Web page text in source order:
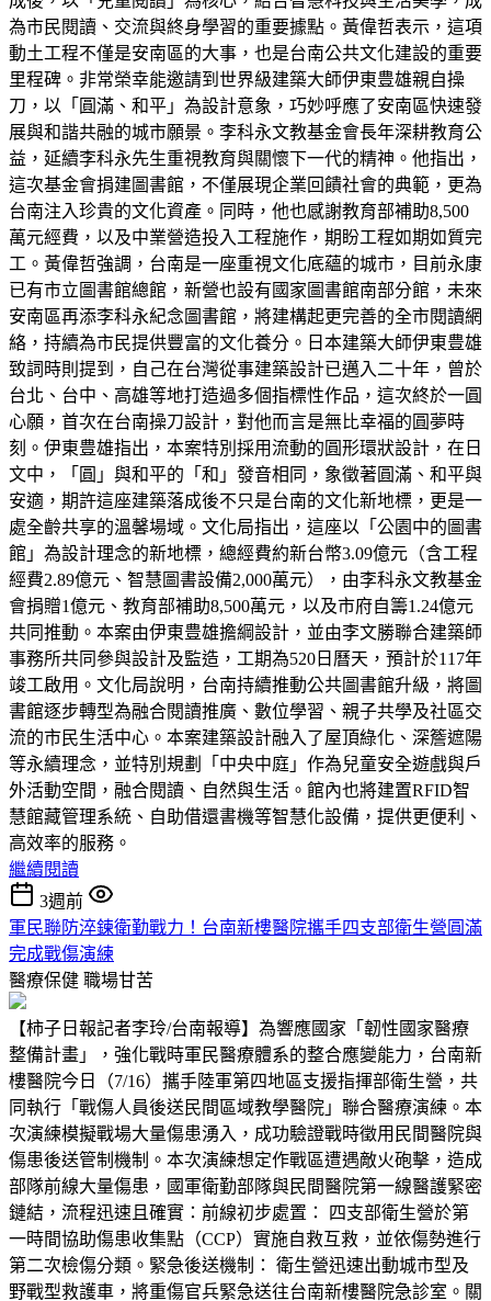
為市民閱讀、交流與終身學習的重要據點。黃偉哲表示，這項
動土工程不僅是安南區的大事，也是台南公共文化建設的重要
里程碑。非常榮幸能邀請到世界級建築大師伊東豊雄親自操
刀，以「圓滿、和平」為設計意象，巧妙呼應了安南區快速發
展與和諧共融的城市願景。李科永文教基金會長年深耕教育公
益，延續李科永先生重視教育與關懷下一代的精神。他指出，
這次基金會捐建圖書館，不僅展現企業回饋社會的典範，更為
台南注入珍貴的文化資產。同時，他也感謝教育部補助8,500
萬元經費，以及中業營造投入工程施作，期盼工程如期如質完
工。黃偉哲強調，台南是一座重視文化底蘊的城市，目前永康
已有市立圖書館總館，新營也設有國家圖書館南部分館，未來
安南區再添李科永紀念圖書館，將建構起更完善的全市閱讀網
絡，持續為市民提供豐富的文化養分。日本建築大師伊東豊雄
致詞時則提到，自己在台灣從事建築設計已邁入二十年，曾於
台北、台中、高雄等地打造過多個指標性作品，這次終於一圓
心願，首次在台南操刀設計，對他而言是無比幸福的圓夢時
刻。伊東豊雄指出，本案特別採用流動的圓形環狀設計，在日
文中，「圓」與和平的「和」發音相同，象徵著圓滿、和平與
安適，期許這座建築落成後不只是台南的文化新地標，更是一
處全齡共享的溫馨場域。文化局指出，這座以「公園中的圖書
館」為設計理念的新地標，總經費約新台幣3.09億元（含工程
經費2.89億元、智慧圖書設備2,000萬元），由李科永文教基金
會捐贈1億元、教育部補助8,500萬元，以及市府自籌1.24億元
共同推動。本案由伊東豊雄擔綱設計，並由李文勝聯合建築師
事務所共同參與設計及監造，工期為520日曆天，預計於117年
竣工啟用。文化局說明，台南持續推動公共圖書館升級，將圖
書館逐步轉型為融合閱讀推廣、數位學習、親子共學及社區交
流的市民生活中心。本案建築設計融入了屋頂綠化、深簷遮陽
等永續理念，並特別規劃「中央中庭」作為兒童安全遊戲與戶
外活動空間，融合閱讀、自然與生活。館內也將建置RFID智
慧館藏管理系統、自助借還書機等智慧化設備，提供更便利、
高效率的服務。
繼續閱讀
3週前
軍民聯防淬鍊衛勤戰力！台南新樓醫院攜手四支部衛生營圓滿
完成戰傷演練
醫療保健 職場甘苦
【柿子日報記者李玲/台南報導】為響應國家「韌性國家醫療
整備計畫」，強化戰時軍民醫療體系的整合應變能力，台南新
樓醫院今日（7/16）攜手陸軍第四地區支援指揮部衛生營，共
同執行「戰傷人員後送民間區域教學醫院」聯合醫療演練。本
次演練模擬戰場大量傷患湧入，成功驗證戰時徵用民間醫院與
傷患後送管制機制。本次演練想定作戰區遭遇敵火砲擊，造成
部隊前線大量傷患，國軍衛勤部隊與民間醫院第一線醫護緊密
鏈結，流程迅速且確實：前線初步處置： 四支部衛生營於第
一時間協助傷患收集點（CCP）實施自救互救，並依傷勢進行
第二次檢傷分類。緊急後送機制： 衛生營迅速出動城市型及
野戰型救護車，將重傷官兵緊急送往台南新樓醫院急診室。關